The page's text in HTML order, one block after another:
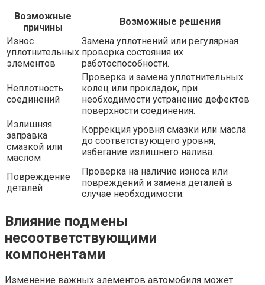
Возможные
причины
Возможные решения
Износ
уплотнительных
элементов
Замена уплотнений или регулярная
проверка состояния их
работоспособности.
Неплотность
соединений
Проверка и замена уплотнительных
колец или прокладок, при
необходимости устранение дефектов
поверхности соединения.
Излишняя
заправка
смазкой или
маслом
Коррекция уровня смазки или масла
до соответствующего уровня,
избегание излишнего налива.
Повреждение
деталей
Проверка на наличие износа или
повреждений и замена деталей в
случае необходимости.
Влияние подмены
несоответствующими
компонентами
Изменение важных элементов автомобиля может